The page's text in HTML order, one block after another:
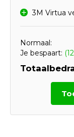
3M Virtua
Normaal:
Je bespaart: